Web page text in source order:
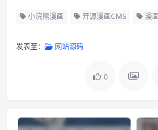
小浣熊漫画 开源漫画CMS 漫
发表至： 网站源码
0